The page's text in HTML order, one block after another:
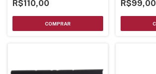
R$110,00 R$99,00